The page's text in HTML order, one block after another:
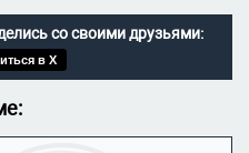
со своими друзьями:
в X